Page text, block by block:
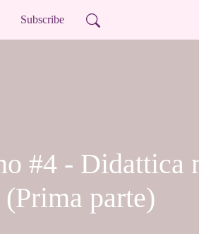
Subscribe
#4 - Didattica
parte)